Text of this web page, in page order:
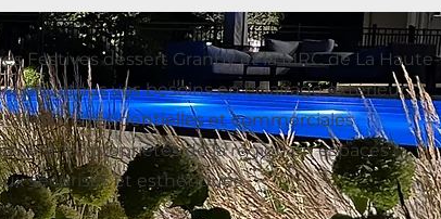
Festives dessert Granby et la MRC de La Haute-
pour tous vos besoins en éclairage extérieur.
résidentielles et commerciales
les propriétés de la région en espaces
sécurisés et esthétiques.